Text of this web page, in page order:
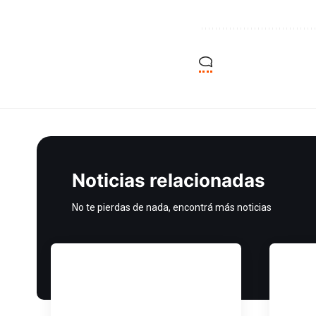
Noticias relacionadas
No te pierdas de nada, encontrá más noticias